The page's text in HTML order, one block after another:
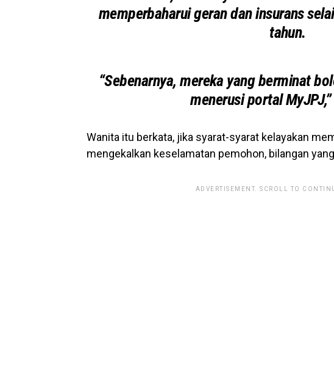
memperbaharui geran dan insurans
tahun.
“Sebenarnya, mereka yang berminat
menerusi portal MyJPJ,”
Wanita itu berkata, jika syarat-syarat kelayakan
mengekalkan keselamatan pemohon, bilangan
ADVERTISEMENT. SCROLL TO